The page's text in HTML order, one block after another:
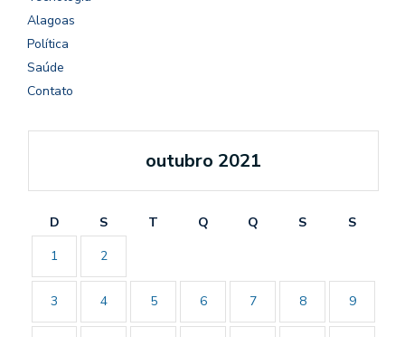
Alagoas
Política
Saúde
Contato
outubro 2021
D S T Q Q S
S
1
2
3 4 5 6 7 8 9